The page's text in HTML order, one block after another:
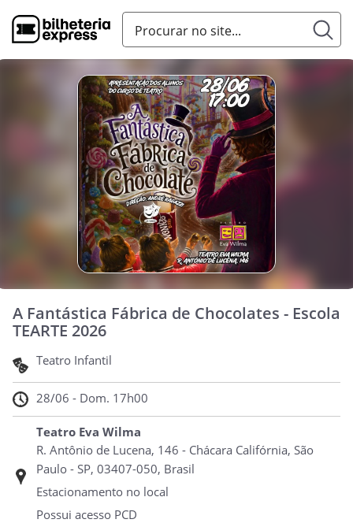
A Fantástica Fábrica de Chocolates - Escola
TEARTE 2026
Teatro Infantil
28/06 - Dom. 17h00
Teatro Eva Wilma
R. Antônio de Lucena, 146 - Chácara Califórnia, São
Paulo - SP, 03407-050, Brasil
Estacionamento no local
Possui acesso PCD